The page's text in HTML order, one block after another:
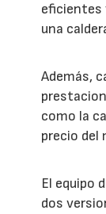
eficientes
una
Además,
como la
precio del
El equipo
dos